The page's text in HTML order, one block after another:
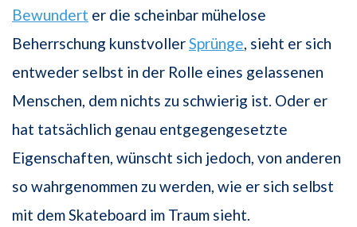
Bewundert er die scheinbar mühelose
Beherrschung kunstvollerSprünge, sieht er sich
entweder selbst in der Rolle eines gelassenen
Menschen, dem nichts zu schwierig ist. Oder er
hat tatsächlich genau entgegengesetzte
Eigenschaften, wünscht sich jedoch, von anderen
so wahrgenommen zu werden, wie er sich selbst
mit dem Skateboard im Traum sieht.